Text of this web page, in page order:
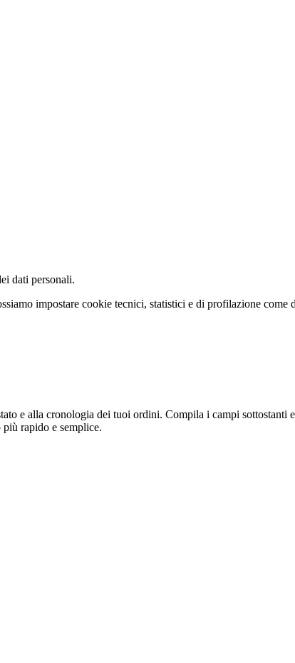
dati personali.
impostare cookie tecnici, statistici e di profilazione come
e alla cronologia dei tuoi ordini. Compila i campi
rapido e semplice.